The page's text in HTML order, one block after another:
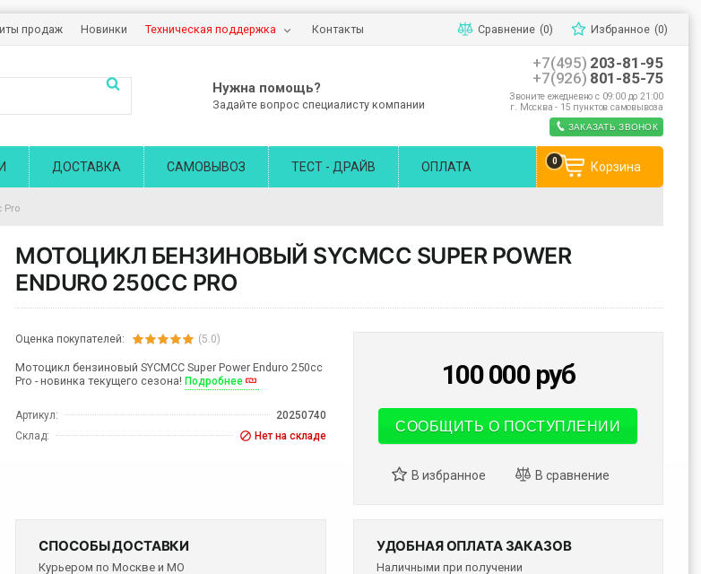
продаж Новинки Техническая поддержка Контакты Сравнение (0) Избранное (0)
Нужна помощь?
Задайте вопрос специалисту компании
+7(495) 203-81-95
+7(926) 801-85-75
Звоните ежедневно с 09:00 до 21:00
г. Москва - 15 пунктов самовывоза
ЗАКАЗАТЬ ЗВОНОК
ДОСТАВКА САМОВЫВОЗ ТЕСТ - ДРАЙВ ОПЛАТА Корзина
0
Pro
МОТОЦИКЛ БЕНЗИНОВЫЙ SYCMCC SUPER POWER
ENDURO 250CC PRO
Оценка покупателей: (5.0)
Мотоцикл бензиновый SYCMCC Super Power Enduro 250cc
Pro - новинка текущего сезона!Подробнее
Артикул:
20250740
Склад:
Нет на складе
100 000 руб
СООБЩИТЬ О ПОСТУПЛЕНИИ
СПОСОБЫ ДОСТАВКИ
Курьером по Москве и МО
УДОБНАЯ ОПЛАТА ЗАКАЗОВ
Наличными при получении